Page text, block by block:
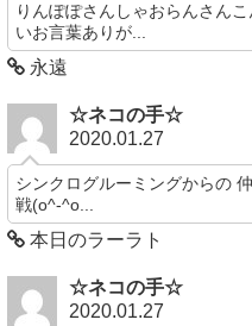
りんぽぽさんしゃおらんさん
いお言葉ありが...
永遠
☆ネコの手☆
2020.01.27
シンクログルーミングからの
戦(o^-^o...
本日のラーラト
☆ネコの手☆
2020.01.27